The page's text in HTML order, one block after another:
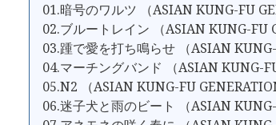
01.暗号のワルツ （ASIAN KUNG-FU
02.ブルートレイン （ASIAN KUNG-FU
03.踵で愛を打ち鳴らせ （ASIAN KUNG-
04.マーチングバンド （ASIAN KUNG-
05.N2 （ASIAN KUNG-FU
06.迷子犬と雨のビート （ASIAN KUNG-